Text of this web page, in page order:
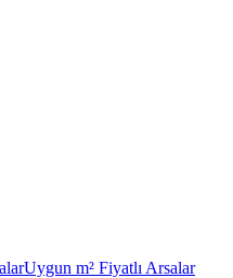
Uygun m² Fiyatlı Arsalar